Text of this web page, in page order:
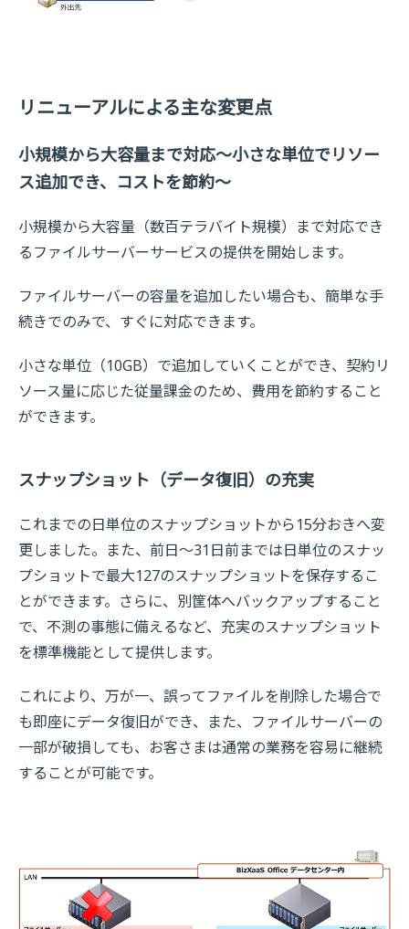
リニューアルによる主な変更点
小規模から大容量まで対応～小さな単位でリソー
ス追加でき、コストを節約～
小規模から大容量（数百テラバイト規模）まで対応でき
るファイルサーバーサービスの提供を開始します。
ファイルサーバーの容量を追加したい場合も、簡単な手
続きでのみで、すぐに対応できます。
小さな単位（10GB）で追加していくことができ、契約リ
ソース量に応じた従量課金のため、費用を節約すること
ができます。
スナップショット（データ復旧）の充実
これまでの日単位のスナップショットから15分おきへ変
更しました。また、前日～31日前までは日単位のスナッ
プショットで最大127のスナップショットを保存するこ
とができます。さらに、別筐体へバックアップすること
で、不測の事態に備えるなど、充実のスナップショット
を標準機能として提供します。
これにより、万が一、誤ってファイルを削除した場合で
も即座にデータ復旧ができ、また、ファイルサーバーの
一部が破損しても、お客さまは通常の業務を容易に継続
することが可能です。